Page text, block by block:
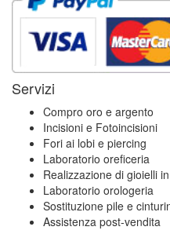
Servizi
Compro oro e argento
Incisioni e Fotoincisioni
Fori ai lobi e piercing
Laboratorio oreficeria
Realizzazione di gioielli
Laboratorio orologeria
Sostituzione pile e
Assistenza post-vendita